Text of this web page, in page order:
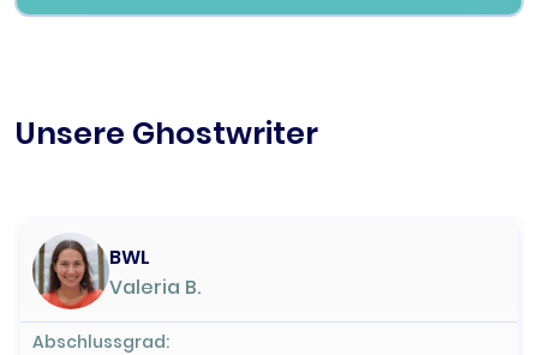
Unsere Ghostwriter
BWL
Valeria B.
Abschlussgrad: